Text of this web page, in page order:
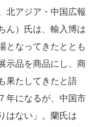
北アジア・中国広報
ん）氏は、輸入博は
となってきたととも
示品を商品にし、商
果たしてきたと語
年になるが、中国市
はない」。蘭氏は